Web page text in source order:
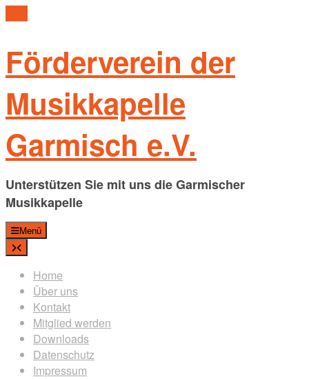
Förderverein der
Musikkapelle
Garmisch e.V.
Unterstützen Sie mit uns die Garmischer
Musikkapelle
Menü
Home
Über uns
Kontakt
Mitglied werden
Downloads
Datenschutz
Impressum